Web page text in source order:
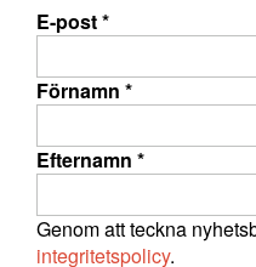
E-post*
Förnamn *
Efternamn *
Genom att teckna
integritetspolicy.